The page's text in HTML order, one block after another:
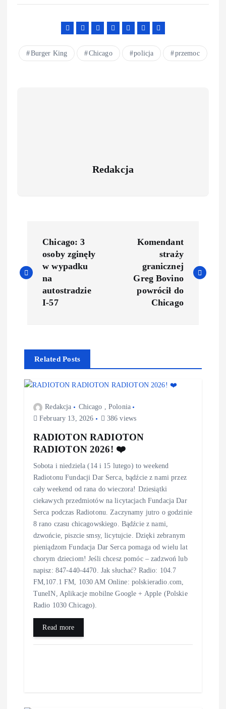
Burger King Chicago policja przemoc
Redakcja
Chicago: 3
osoby zginęły
w wypadku
na
autostradzie
I-57
Komendant
straży
granicznej
Greg Bovino
powrócił do
Chicago
Related Posts
Redakcja Chicago , Polonia
February 13, 2026
386 views
RADIOTON RADIOTON
RADIOTON 2026! ❤️
Sobota i niedziela (14 i 15 lutego) to weekend
Radiotonu Fundacji Dar Serca, bądźcie z nami przez
cały weekend od rana do wieczora! Dziesiątki
ciekawych przedmiotów na licytacjach Fundacja Dar
Serca podczas Radiotonu. Zaczynamy jutro o godzinie
8 rano czasu chicagowskiego. Bądźcie z nami,
dzwońcie, piszcie smsy, licytujcie. Dzięki zebranym
pieniądzom Fundacja Dar Serca pomaga od wielu lat
chorym dzieciom! Jeśli chcesz pomóc – zadzwoń lub
napisz: 847-440-4470. Jak słuchać? Radio: 104.7
FM,107.1 FM, 1030 AM Online: polskieradio.com,
TuneIN, Aplikacje mobilne Google + Apple (Polskie
Radio 1030 Chicago).
Read more